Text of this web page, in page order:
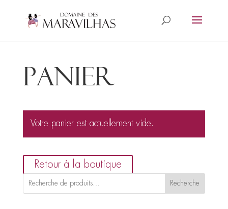
Panier
Votre panier est actuellement vide.
Retour à la boutique
Recherche